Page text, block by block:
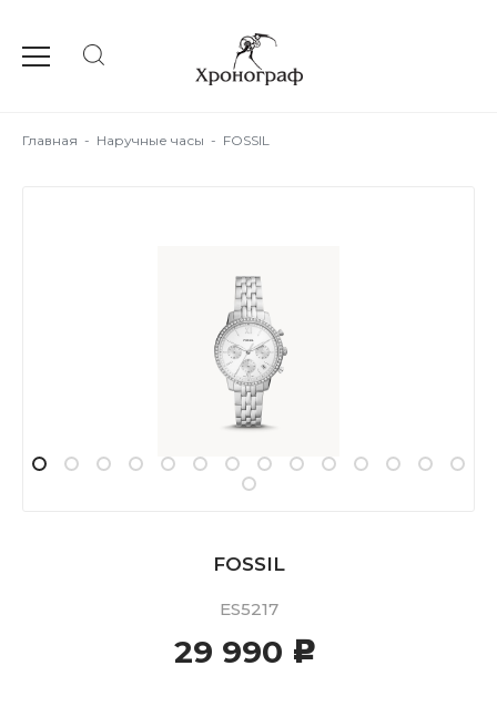
Главная - Наручные часы - FOSSIL
FOSSIL
ES5217
29 990 c